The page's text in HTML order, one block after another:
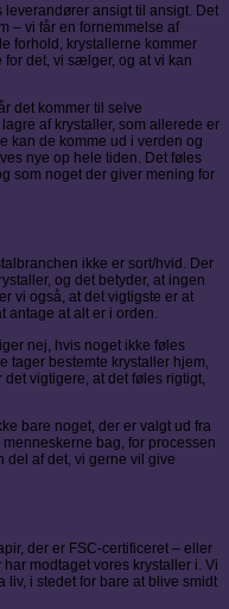
ansigt til ansigt. Det
– vi får en fornemmelse af
forhold, krystallerne kommer
for det, vi sælger, og at vi kan
det kommer til selve
af krystaller, som allerede er
kan de komme ud i verden og
nye op hele tiden. Det føles
som noget der giver mening for
ikke er sort/hvid. Der
og det betyder, at ingen
vi også, at det vigtigste er at
antage at alt er i orden.
nej, hvis noget ikke føles
tager bestemte krystaller hjem,
vigtigere, at det føles rigtigt,
bare noget, der er valgt ud fra
bag, for processen
del af det, vi gerne vil give
der er FSC-certificeret – eller
modtaget vores krystaller i. Vi
liv, i stedet for bare at blive smidt